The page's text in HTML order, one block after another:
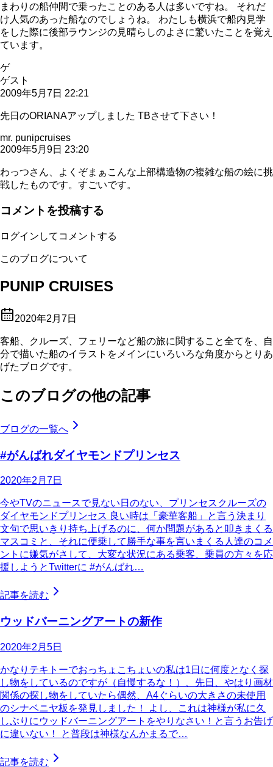
まわりの船仲間で乗ったことのある人は多いですね。 それだ
け人気のあった船なのでしょうね。 わたしも横浜で船内見学
をした際に後部ラウンジの見晴らしのよさに驚いたことを覚え
ています。
ゲ
ゲスト
2009年5月7日 22:21
先日のORIANAアップしました TBさせて下さい！
mr. punipcruises
2009年5月9日 23:20
わっつさん、よくぞまぁこんな上部構造物の複雑な船の絵に挑
戦したものです。すごいです。
コメントを投稿する
ログインしてコメントする
このブログについて
PUNIP CRUISES
2020年2月7日
客船、クルーズ、フェリーなど船の旅に関すること全てを、自
分で描いた船のイラストをメインにいろいろな角度からとりあ
げたブログです。
このブログの他の記事
ブログの一覧へ
#がんばれダイヤモンドプリンセス
2020年2月7日
今やTVのニュースで見ない日のない、プリンセスクルーズの
ダイヤモンドプリンセス 良い時は「豪華客船」と言う決まり
文句で思いきり持ち上げるのに、何か問題があると叩きまくる
マスコミと、それに便乗して勝手な事を言いまくる人達のコメ
ントに嫌気がさして、大変な状況にある乗客、乗員の方々を応
援しようとTwitterに #がんばれ…
記事を読む
ウッドバーニングアートの新作
2020年2月5日
かなりテキトーでおっちょこちょいの私は1日に何度となく探
し物をしているのですが（自慢するな！）、先日、やはり画材
関係の探し物をしていたら偶然、A4ぐらいの大きさの未使用
のシナベニヤ板を発見しました！ よし、これは神様が私に久
しぶりにウッドバーニングアートをやりなさい！と言うお告げ
に違いない！ と普段は神様なんかまるで…
記事を読む